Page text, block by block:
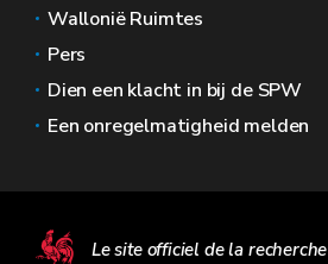
Wallonië Ruimtes
Pers
Dien een klacht in bij de SPW
Een onregelmatigheid melden
Le site officiel de la